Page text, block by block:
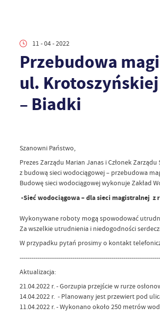
11 - 04 - 2022
Przebudowa
ul.
– Biadki
Szanowni Państwo,
Prezes Zarządu Marian Janas i Członek
z budową sieci wodociągowej – przebudowa
Budowę sieci wodociągowej wykonuje Zakład
-Sieć wodociągowa – dla sieci magistralnej z
Wykonywane roboty mogą spowodować
Za wszelkie utrudnienia i niedogodności
W przypadku pytań prosimy o kontakt
Aktualizacja:
21.04.2022 r. - Gorzupia przejście w rurze
14.04.2022 r. - Planowany jest przewiert pod
11.04.2022 r. - Wykonano około 250 metrów